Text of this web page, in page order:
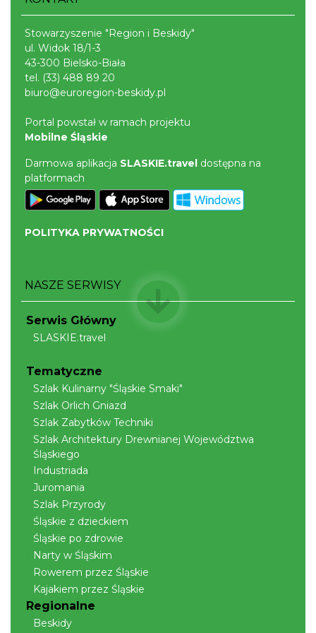
Pokazy tradycji - pokaz pszczelarski w
Wisła
7.72 km
Wystawa malarstwa Anny Siłuch – „Tryptyk
natury i wyobraźni”
Plener malarski
Wisła
7.78 km
Stowarzyszenie "Region i Beskidy"
ul. Widok 18/1-3
43-300 Bielsko-Biała
tel. (33) 488 89 20
biuro@euroregion-beskidy.pl
Portal powstał w ramach projektu
Mobilne Śląskie
Darmowa aplikacja SLASKIE.travel dostępna na
platformach
POLITYKA PRYWATNOŚCI
NASZE SERWISY
Serwis Główny
SLASKIE.travel
Tematyczne
Szlak Kulinarny "Śląskie Smaki"
Szlak Orlich Gniazd
Szlak Zabytków Techniki
Szlak Architektury Drewnianej Województwa
Śląskiego
Industriada
Juromania
Szlak Przyrody
Śląskie z dzieckiem
Śląskie po zdrowie
Narty w Śląskim
Rowerem przez Śląskie
Kajakiem przez Śląskie
Regionalne
Beskidy